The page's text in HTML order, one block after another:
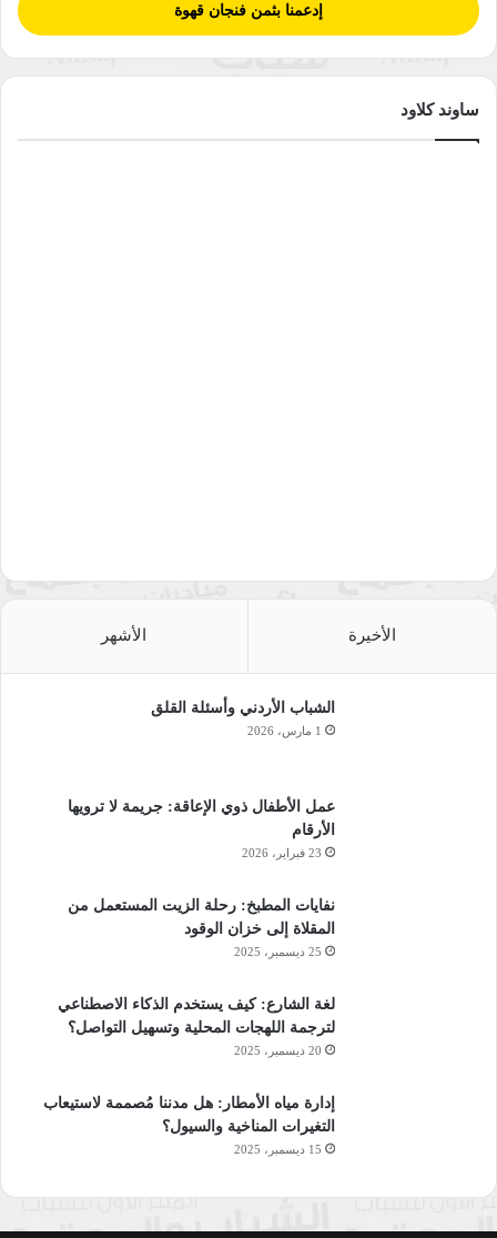
إدعمنا بثمن فنجان قهوة
ساوند كلاود
الأخيرة الأشهر
الشباب الأردني وأسئلة القلق
1 مارس، 2026
عمل الأطفال ذوي الإعاقة: جريمة لا ترويها
الأرقام
23 فبراير، 2026
نفايات المطبخ: رحلة الزيت المستعمل من
المقلاة إلى خزان الوقود
25 ديسمبر، 2025
لغة الشارع: كيف يستخدم الذكاء الاصطناعي
لترجمة اللهجات المحلية وتسهيل التواصل؟
20 ديسمبر، 2025
إدارة مياه الأمطار: هل مدننا مُصممة لاستيعاب
التغيرات المناخية والسيول؟
15 ديسمبر، 2025